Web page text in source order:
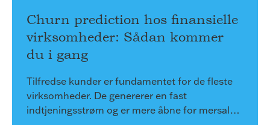
Churn prediction hos finansielle
virksomheder: Sådan kommer
du i gang
Tilfredse kunder er fundamentet for de fleste
virksomheder. De genererer en fast
indtjeningsstrøm og er mere åbne for mersalg.